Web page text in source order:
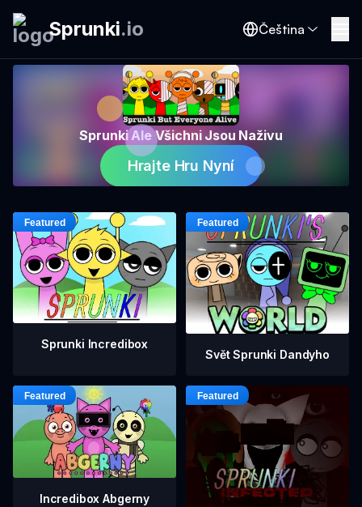
Sprunki.io Čeština
Sprunki Ale Všichni Jsou Naživu
Hrajte Hru Nyní
Sprunki Incredibox
Svět Sprunki Dandyho
Incredibox Abgerny